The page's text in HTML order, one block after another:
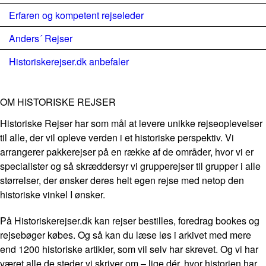
Erfaren og kompetent rejseleder
Anders´ Rejser
Historiskerejser.dk anbefaler
OM HISTORISKE REJSER
Historiske Rejser har som mål at levere unikke rejseoplevelser
til alle, der vil opleve verden i et historiske perspektiv. Vi
arrangerer pakkerejser på en række af de områder, hvor vi er
specialister og så skræddersyr vi grupperejser til grupper i alle
størrelser, der ønsker deres helt egen rejse med netop den
historiske vinkel I ønsker.
På Historiskerejser.dk kan rejser bestilles, foredrag bookes og
rejsebøger købes. Og så kan du læse løs i arkivet med mere
end 1200 historiske artikler, som vil selv har skrevet. Og vi har